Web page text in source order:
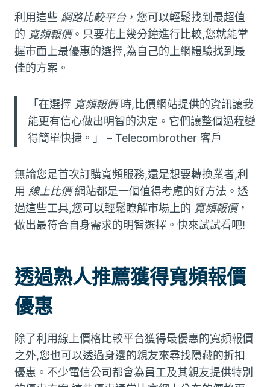
利用這些 網路比較平台，您可以輕鬆找到最超值
的 寬頻報價。只要花上幾分鐘進行比較,您就能掌
握市面上最優惠的選擇,為自己的上網體驗找到最
佳的方案。
「在選擇 寬頻報價時,比價網站提供的資訊讓我
能更有信心做出明智的決定。它們讓整個過程變
得簡單快捷。」 – Telecombrother 客戶
無論您是首次訂購寬頻服務,還是想要轉換業者,利
用 線上比價網站都是一個值得考慮的好方法。透
過這些工具,您可以輕鬆瞭解市場上的 寬頻報價，
做出最符合自身需求的明智選擇。快來試試看吧!
透過熟人推薦獲得寬頻報價
優惠
除了利用線上價格比較平台獲得最優惠的寬頻報價
之外,您也可以透過身邊的親友來尋找隱藏的折扣
優惠。不少電信公司都會為員工及其親友提供特別